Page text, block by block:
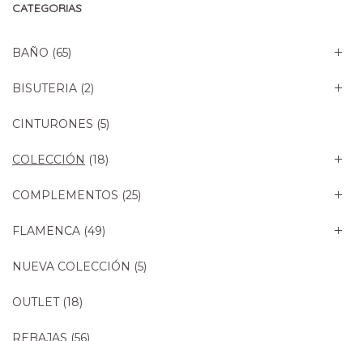
CATEGORIAS
BAÑO (65)
BISUTERIA (2)
CINTURONES (5)
COLECCIÓN (18)
COMPLEMENTOS (25)
FLAMENCA (49)
NUEVA COLECCIÓN (5)
OUTLET (18)
REBAJAS (56)